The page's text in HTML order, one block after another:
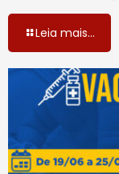
Leia mais...